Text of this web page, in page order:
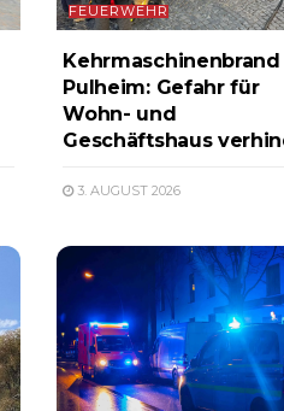
FEUERWEHR
Kehrmaschinenbrand
Pulheim: Gefahr für
Wohn- und
Geschäftshaus
3. AUGUST 2026